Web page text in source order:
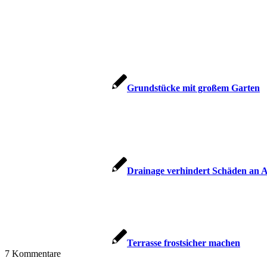
Grundstücke mit großem Garten
Drainage verhindert Schäden an
Terrasse frostsicher machen
7 Kommentare